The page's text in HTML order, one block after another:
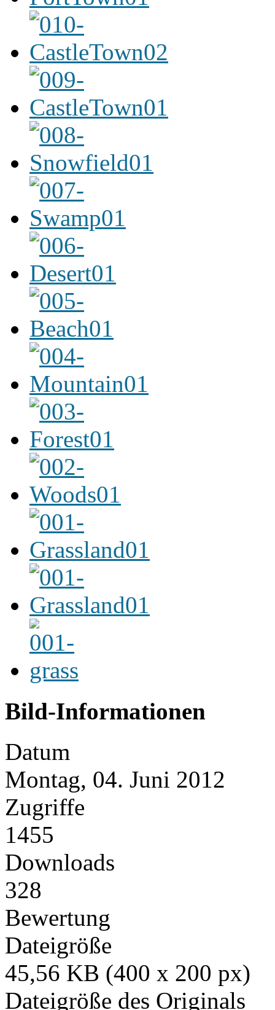
Bild-Informationen
Datum
Montag, 04. Juni 2012
Zugriffe
1455
Downloads
328
Bewertung
Dateigröße
45,56 KB (400 x 200 px)
Dateigröße des Originals